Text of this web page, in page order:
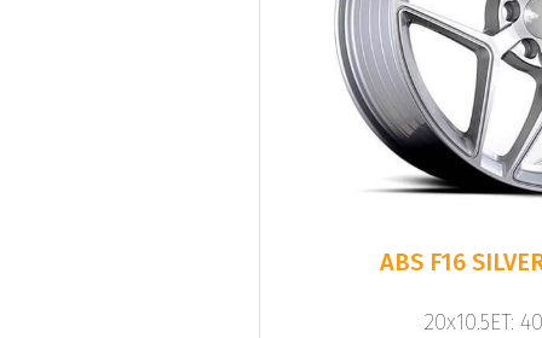
20x10.5ET: